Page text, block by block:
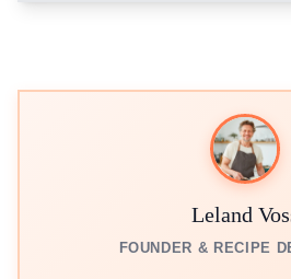
Leland
FOUNDER & RECIPE